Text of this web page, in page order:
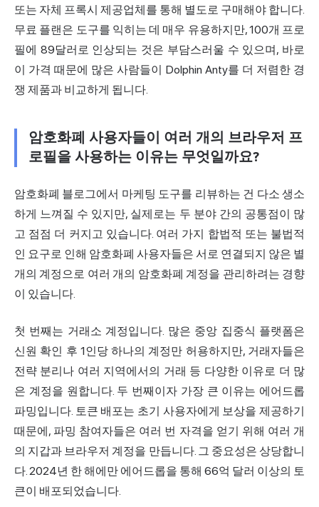
또는 자체 프록시 제공업체를 통해 별도로 구매해야 합니다.
무료 플랜은 도구를 익히는 데 매우 유용하지만, 100개 프로
필에 89달러로 인상되는 것은 부담스러울 수 있으며, 바로
이 가격 때문에 많은 사람들이 Dolphin Anty를 더 저렴한 경
쟁 제품과 비교하게 됩니다.
암호화폐 사용자들이 여러 개의 브라우저 프
로필을 사용하는 이유는 무엇일까요?
암호화폐 블로그에서 마케팅 도구를 리뷰하는 건 다소 생소
하게 느껴질 수 있지만, 실제로는 두 분야 간의 공통점이 많
고 점점 더 커지고 있습니다. 여러 가지 합법적 또는 불법적
인 요구로 인해 암호화폐 사용자들은 서로 연결되지 않은 별
개의 계정으로 여러 개의 암호화폐 계정을 관리하려는 경향
이 있습니다.
첫 번째는 거래소 계정입니다. 많은 중앙 집중식 플랫폼은
신원 확인 후 1인당 하나의 계정만 허용하지만, 거래자들은
전략 분리나 여러 지역에서의 거래 등 다양한 이유로 더 많
은 계정을 원합니다. 두 번째이자 가장 큰 이유는 에어드롭
파밍입니다. 토큰 배포는 초기 사용자에게 보상을 제공하기
때문에, 파밍 참여자들은 여러 번 자격을 얻기 위해 여러 개
의 지갑과 브라우저 계정을 만듭니다. 그 중요성은 상당합니
다. 2024년 한 해에만 에어드롭을 통해 66억 달러 이상의 토
큰이 배포되었습니다.